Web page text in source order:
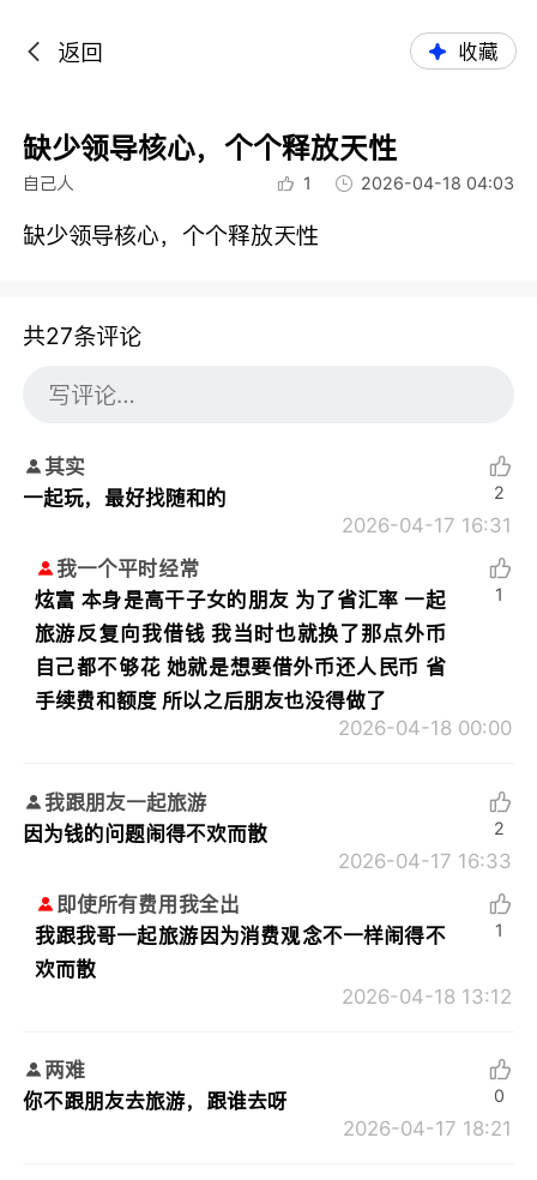
返回 收藏
缺少领导核心，个个释放天性
自己人 1 2026-04-18 04:03
缺少领导核心，个个释放天性
共27条评论
其实
一起玩，最好找随和的
2026-04-17 16:31
2
我一个平时经常
炫富 本身是高干子女的朋友 为了省汇率 一起
旅游反复向我借钱 我当时也就换了那点外币
自己都不够花 她就是想要借外币还人民币 省
手续费和额度 所以之后朋友也没得做了
2026-04-18 00:00
1
我跟朋友一起旅游
因为钱的问题闹得不欢而散
2026-04-17 16:33
2
即使所有费用我全出
我跟我哥一起旅游因为消费观念不一样闹得不
欢而散
2026-04-18 13:12
1
两难
你不跟朋友去旅游，跟谁去呀
2026-04-17 18:21
0